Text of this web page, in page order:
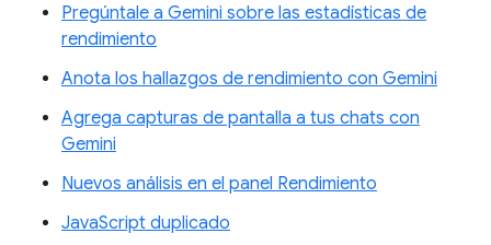
Pregúntale a Gemini sobre las estadísticas de
rendimiento
Anota los hallazgos de rendimiento con Gemini
Agrega capturas de pantalla a tus chats con
Gemini
Nuevos análisis en el panel Rendimiento
JavaScript duplicado